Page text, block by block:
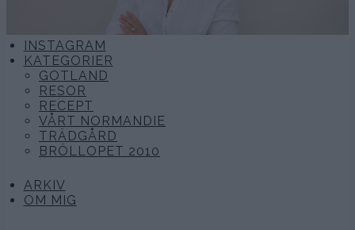
INSTAGRAM
KATEGORIER
GOTLAND
RESOR
RECEPT
VÅRT NORMANDIE
TRÄDGÅRD
BRÖLLOPET 2010
ARKIV
OM MIG